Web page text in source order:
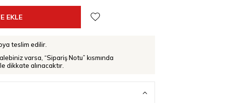
teslim edilir.
varsa, “Sipariş Notu” kısmında
dikkate alınacaktır.